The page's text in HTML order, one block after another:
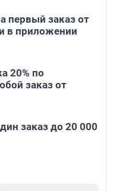
первый заказ от
в приложении
20% по
заказ от
заказ до 20 000